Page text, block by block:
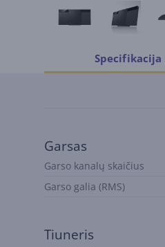
Specifikacija
Garsas
Garso kanalų skaičius
Garso galia (RMS)
Tiuneris